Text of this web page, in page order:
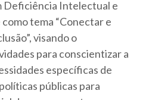
Deficiência Intelectual e
tema “Conectar e
visando o
para conscientizar a
específicas de
públicas para